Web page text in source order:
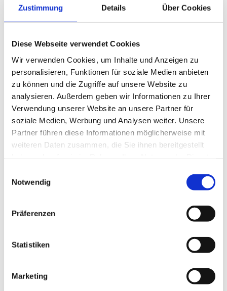
Zustimmung Details Über Cookies
Diese Webseite verwendet Cookies
Wir verwenden Cookies, um Inhalte und Anzeigen zu
personalisieren, Funktionen für soziale Medien anbieten
zu können und die Zugriffe auf unsere Website zu
analysieren. Außerdem geben wir Informationen zu Ihrer
Verwendung unserer Website an unsere Partner für
soziale Medien, Werbung und Analysen weiter. Unsere
Partner führen diese Informationen möglicherweise mit
weiteren Daten zusammen, die Sie ihnen bereitgestellt
Notwendig
Präferenzen
Statistiken
Marketing
Bericht lesen
Island Heilbutt mit Angelreisen 2008
Am Samstag, den 24.05.08 hat Paul Klingenberg aus der
Gruppe von Rainer Korn einen Heilbutt von 64 Pfund vor
Bericht lesen